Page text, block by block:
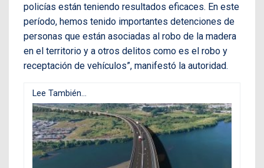
policías están teniendo resultados eficaces. En este
período, hemos tenido importantes detenciones de
personas que están asociadas al robo de la madera
en el territorio y a otros delitos como es el robo y
receptación de vehículos”, manifestó la autoridad.
Lee También...